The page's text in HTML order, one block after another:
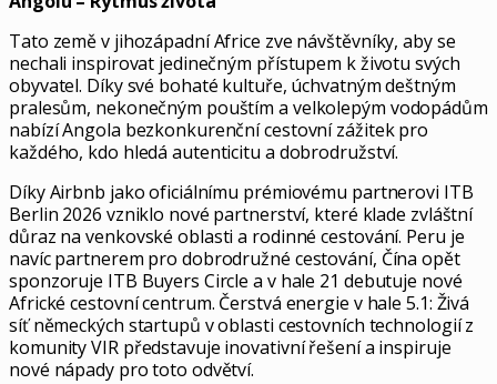
Tato země v jihozápadní Africe zve návštěvníky, aby se
nechali inspirovat jedinečným přístupem k životu svých
obyvatel. Díky své bohaté kultuře, úchvatným deštným
pralesům, nekonečným pouštím a velkolepým vodopádům
nabízí Angola bezkonkurenční cestovní zážitek pro
každého, kdo hledá autenticitu a dobrodružství.
Díky Airbnb jako oficiálnímu prémiovému partnerovi ITB
Berlin 2026 vzniklo nové partnerství, které klade zvláštní
důraz na venkovské oblasti a rodinné cestování. Peru je
navíc partnerem pro dobrodružné cestování, Čína opět
sponzoruje ITB Buyers Circle a v hale 21 debutuje nové
Africké cestovní centrum. Čerstvá energie v hale 5.1: Živá
síť německých startupů v oblasti cestovních technologií z
komunity VIR představuje inovativní řešení a inspiruje
nové nápady pro toto odvětví.